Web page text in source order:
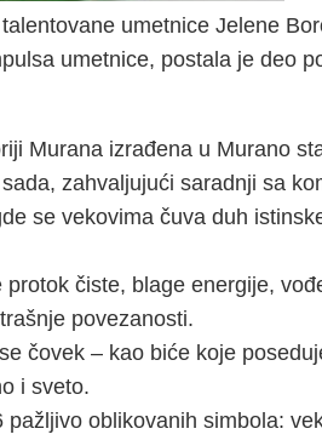
umetnice Jelene
umetnice, postala je deo
Murana izrađena u Murano
zahvaljujući saradnji sa
se vekovima čuva duh
čiste, blage energije,
povezanosti.
čovek – kao biće koje
i sveto.
oblikovanih simbola: